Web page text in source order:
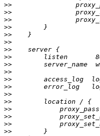
>>
>>
>>
>>
>>
>>
>>
>>
>>
>>
>>
>>
>>
>>
>>
>>
>>
>>